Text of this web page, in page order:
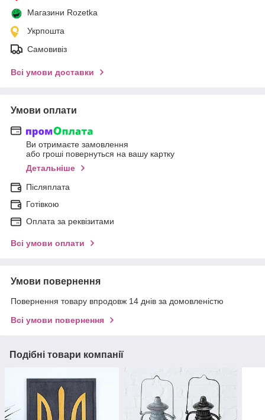
Магазини Rozetka
Укрпошта
Самовивіз
Всі умови доставки
Умови оплати
Ви отримаєте замовлення
або гроші повернуться на вашу картку
Детальніше
Післяплата
Готівкою
Оплата за реквізитами
Всі умови оплати
Умови повернення
Повернення товару впродовж 14 днів за домовленістю
Всі умови повернення
Подібні товари компанії